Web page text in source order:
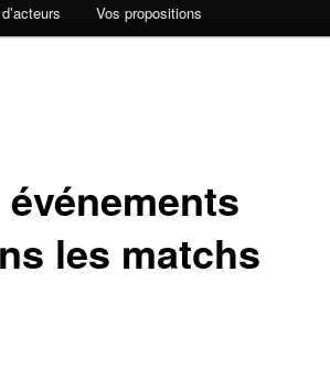
Vos propositions
les matchs